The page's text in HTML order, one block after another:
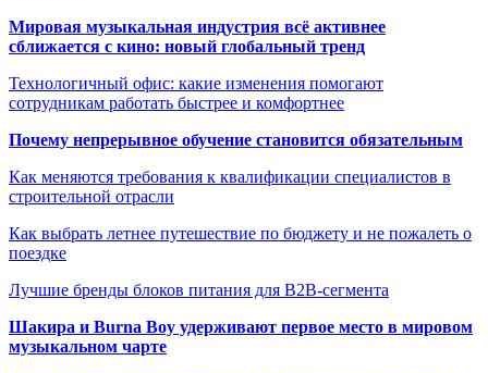
Мировая музыкальная индустрия всё активнее
сближается с кино: новый глобальный тренд
Технологичный офис: какие изменения помогают
сотрудникам работать быстрее и комфортнее
Почему непрерывное обучение становится обязательным
Как меняются требования к квалификации специалистов в
строительной отрасли
Как выбрать летнее путешествие по бюджету и не пожалеть о
поездке
Лучшие бренды блоков питания для B2B-сегмента
Шакира и Burna Boy удерживают первое место в мировом
музыкальном чарте